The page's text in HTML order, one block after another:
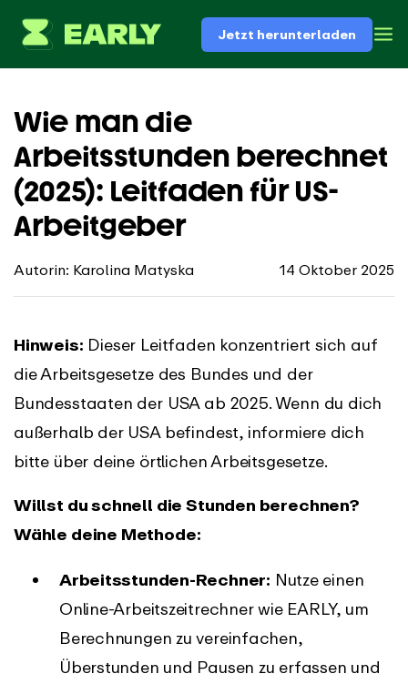
Jetzt herunterladen
Wie man die
Arbeitsstunden berechnet
(2025): Leitfaden für US-
Arbeitgeber
Autorin: Karolina Matyska 14 Oktober 2025
Hinweis: Dieser Leitfaden konzentriert sich auf
die Arbeitsgesetze des Bundes und der
Bundesstaaten der USA ab 2025. Wenn du dich
außerhalb der USA befindest, informiere dich
bitte über deine örtlichen Arbeitsgesetze.
Willst du schnell die Stunden berechnen?
Wähle deine Methode:
Arbeitsstunden-Rechner: Nutze einen
Online-Arbeitszeitrechner wie EARLY, um
Berechnungen zu vereinfachen,
Überstunden und Pausen zu erfassen und